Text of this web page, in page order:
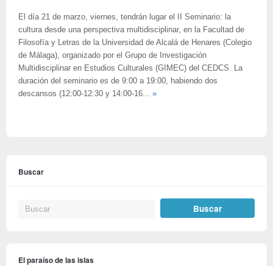
El día 21 de marzo, viernes, tendrán lugar el II Seminario: la
cultura desde una perspectiva multidisciplinar, en la Facultad de
Filosofía y Letras de la Universidad de Alcalá de Henares (Colegio
de Málaga), organizado por el Grupo de Investigación
Multidisciplinar en Estudios Culturales (GIMEC) del CEDCS. La
duración del seminario es de 9:00 a 19:00, habiendo dos
descansos (12:00-12:30 y 14:00-16... »
Buscar
El paraíso de las islas